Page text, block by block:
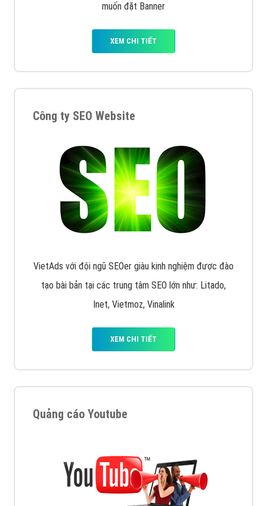
muốn đặt Banner
XEM CHI TIẾT
Công ty SEO Website
VietAds với đội ngũ SEOer giàu kinh nghiệm được đào
tạo bài bản tại các trung tâm SEO lớn như: Litado,
Inet, Vietmoz, Vinalink
XEM CHI TIẾT
Quảng cáo Youtube